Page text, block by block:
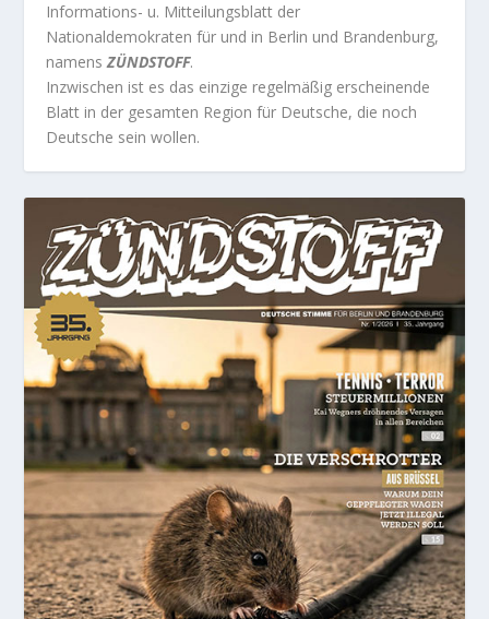
Informations- u. Mitteilungsblatt der
Nationaldemokraten für und in Berlin und Brandenburg,
namensZÜNDSTOFF.
Inzwischen ist es das einzige regelmäßig erscheinende
Blatt in der gesamten Region für Deutsche, die noch
Deutsche sein wollen.